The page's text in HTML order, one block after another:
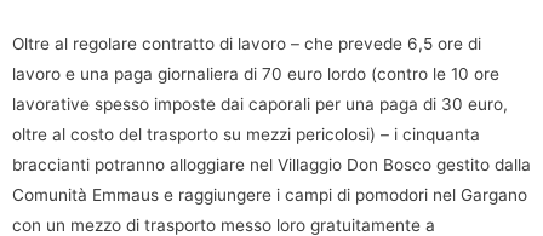
Oltre al regolare contratto di lavoro – che prevede 6,5 ore di
lavoro e una paga giornaliera di 70 euro lordo (contro le 10 ore
lavorative spesso imposte dai caporali per una paga di 30 euro,
oltre al costo del trasporto su mezzi pericolosi) – i cinquanta
braccianti potranno alloggiare nel Villaggio Don Bosco gestito dalla
Comunità Emmaus e raggiungere i campi di pomodori nel Gargano
con un mezzo di trasporto messo loro gratuitamente a